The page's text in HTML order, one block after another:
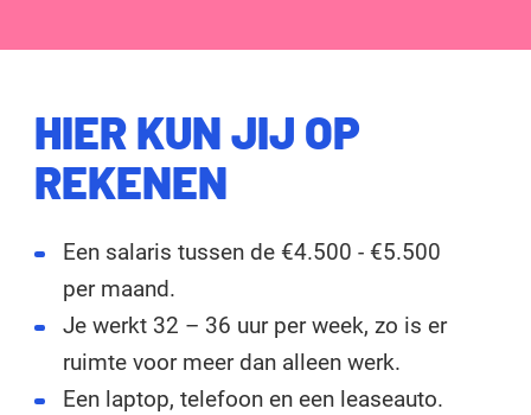
HIER KUN JIJ OP
REKENEN
Een salaris tussen de €4.500 - €5.500
per maand.
Je werkt 32 – 36 uur per week, zo is er
ruimte voor meer dan alleen werk.
Een laptop, telefoon en een leaseauto.